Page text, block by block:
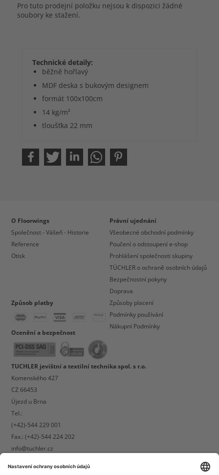
Pro tuto prodejní položku nejsou k dispozici žádné
soubory ke stažení.
Technické detaily:
běžně hořlavý
MDF deska s bukovým designem
formát 100x100cm
14 kg/m²
tloušťka 22 mm
O Floorwings
Společnost - Vášeň - Historie
Reference
Otisk
Způsob platby
Ocenění a bezpečnost
Právní ujednání
Všeobecné obchodní podmínky
Poučení o odstoupení e-shop
Prohlášení společnosti skupiny
TÜCHLER o ochraně osobních údajů
Bezpečnostní pokyny
Doprava
Způsoby placení
Podmínky používání
Nákupní Podmínky
TUCHLER jevištní a textilní technika spol. s r.o.
Komenského 427
CZ 66453
Újezd u Brna
Tel.:
(+42)-544 229 001
Fax.: (+42)-544 224 202
info@tuchler.cz
Osobní poradenství poskytneme rádi po předchozí dohodě termínu.